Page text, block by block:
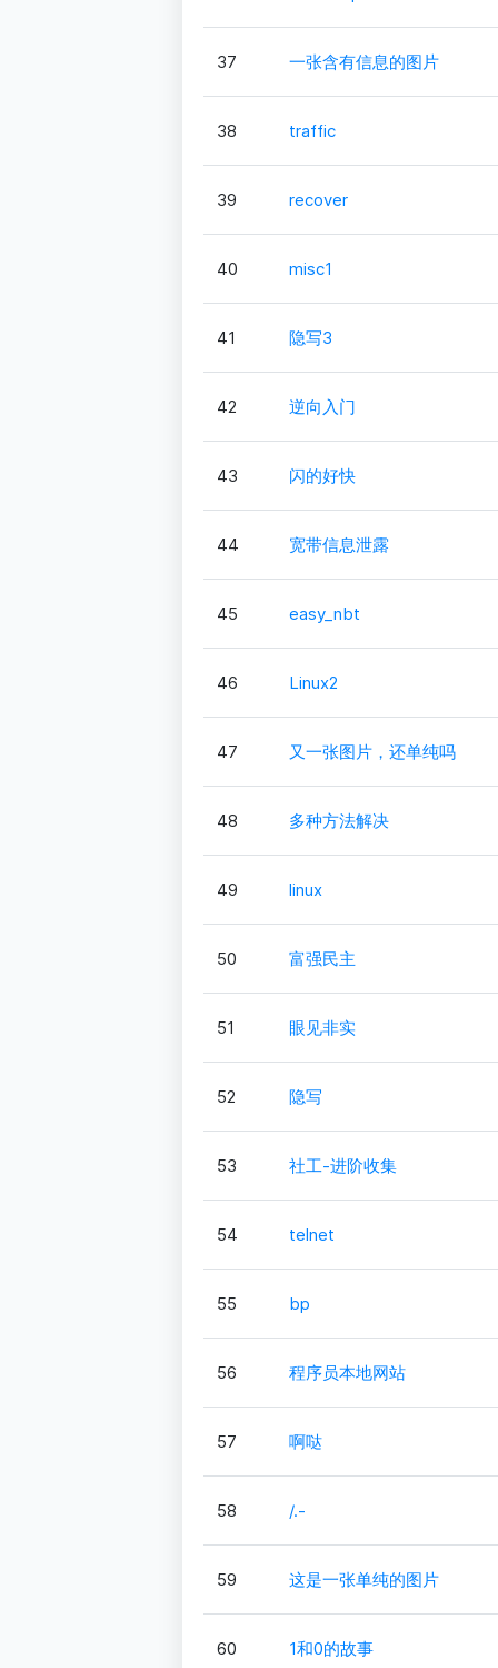
37 一张含有信息的图片
38 traffic
39 recover
40 misc1
41 隐写3
42 逆向入门
43 闪的好快
44 宽带信息泄露
45 easy_nbt
46 Linux2
47 又一张图片，还单纯吗
48 多种方法解决
49 linux
50 富强民主
51 眼见非实
52 隐写
53 社工-进阶收集
54 telnet
55 bp
56 程序员本地网站
57 啊哒
58 /.-
59 这是一张单纯的图片
60 1和0的故事